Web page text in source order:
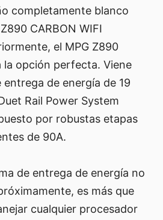
completamente blanco
CARBON WIFI
el MPG Z890
la opción perfecta. Viene
de energía de 19
Rail Power System
por robustas etapas
de 90A.
de entrega de energía no
es más que
cualquier procesador